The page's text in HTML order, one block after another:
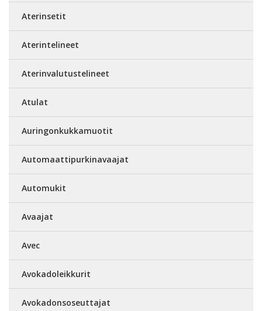
Aterinsetit
Aterintelineet
Aterinvalutustelineet
Atulat
Auringonkukkamuotit
Automaattipurkinavaajat
Automukit
Avaajat
Avec
Avokadoleikkurit
Avokadonsoseuttajat